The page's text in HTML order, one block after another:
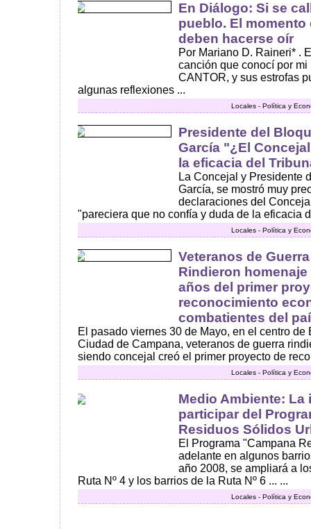
En Diálogo: Si se
pueblo. El
deben hacerse oír
Por Mariano D. Raineri* .
canción que conocí por
CANTOR, y sus estrofas
algunas reflexiones ...
Locales - Política y
Presidente del
García "¿El
la eficacia del
La Concejal y Presidente
García, se mostró muy
declaraciones del
"pareciera que no confía y duda de la eficacia
Locales - Política y
Veteranos de
Rindieron
años del primer
reconocimiento
combatientes del
El pasado viernes 30 de Mayo, en el centro de
Ciudad de Campana, veteranos de guerra
siendo concejal creó el primer proyecto de
Locales - Política y
Medio Ambiente: La
participar del
Residuos Sólidos
El Programa "Campana
adelante en algunos
año 2008, se ampliará a
Ruta Nº 4 y los barrios de la Ruta Nº 6 ... ...
Locales - Política y